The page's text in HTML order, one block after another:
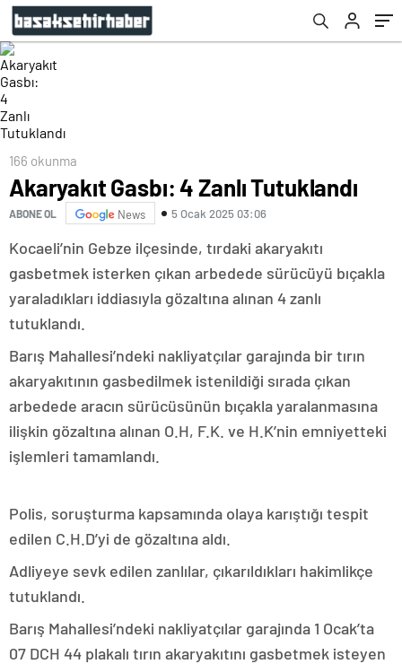
166 okunma
Akaryakıt Gasbı: 4 Zanlı Tutuklandı
ABONE OL News 5 Ocak 2025 03:06
Kocaeli’nin Gebze ilçesinde, tırdaki akaryakıtı
gasbetmek isterken çıkan arbedede sürücüyü bıçakla
yaraladıkları iddiasıyla gözaltına alınan 4 zanlı
tutuklandı.
Barış Mahallesi’ndeki nakliyatçılar garajında bir tırın
akaryakıtının gasbedilmek istenildiği sırada çıkan
arbedede aracın sürücüsünün bıçakla yaralanmasına
ilişkin gözaltına alınan O.H, F.K. ve H.K’nin emniyetteki
işlemleri tamamlandı.
Polis, soruşturma kapsamında olaya karıştığı tespit
edilen C.H.D’yi de gözaltına aldı.
Adliyeye sevk edilen zanlılar, çıkarıldıkları hakimlikçe
tutuklandı.
Barış Mahallesi’ndeki nakliyatçılar garajında 1 Ocak’ta
07 DCH 44 plakalı tırın akaryakıtını gasbetmek isteyen